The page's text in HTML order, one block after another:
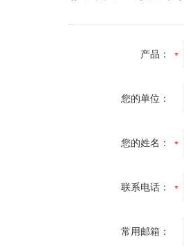
产品：
您的单位：
您的姓名：
联系电话：
常用邮箱：